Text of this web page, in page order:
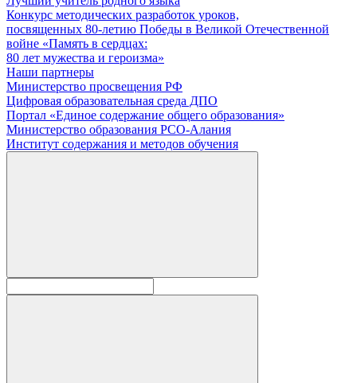
Конкурс методических разработок уроков,
посвященных 80-летию Победы в Великой Отечественной
войне «Память в сердцах:
80 лет мужества и героизма»
Наши партнеры
Министерство просвещения РФ
Цифровая образовательная среда ДПО
Портал «Единое содержание общего образования»
Министерство образования РСО-Алания
Институт содержания и методов обучения